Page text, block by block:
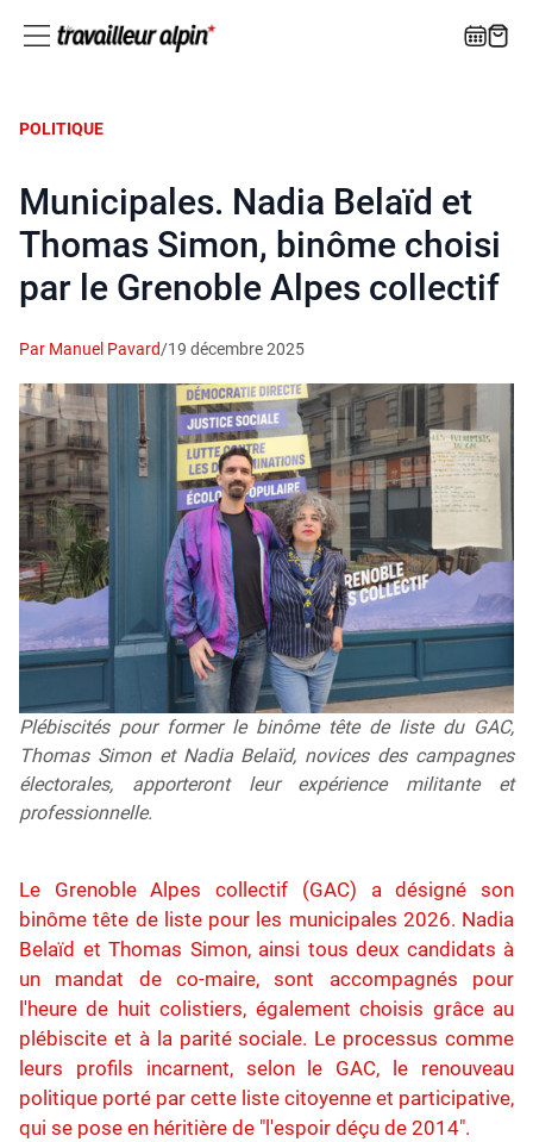
POLITIQUE
Municipales. Nadia Belaïd et
Thomas Simon, binôme choisi
par le Grenoble Alpes collectif
Par Manuel Pavard/19 décembre 2025
Plébiscités pour former le binôme tête de liste du GAC,
Thomas Simon et Nadia Belaïd, novices des campagnes
électorales, apporteront leur expérience militante et
professionnelle.
Le Grenoble Alpes collectif (GAC) a désigné son
binôme tête de liste pour les municipales 2026. Nadia
Belaïd et Thomas Simon, ainsi tous deux candidats à
un mandat de co-maire, sont accompagnés pour
l'heure de huit colistiers, également choisis grâce au
plébiscite et à la parité sociale. Le processus comme
leurs profils incarnent, selon le GAC, le renouveau
politique porté par cette liste citoyenne et participative,
qui se pose en héritière de "l'espoir déçu de 2014".